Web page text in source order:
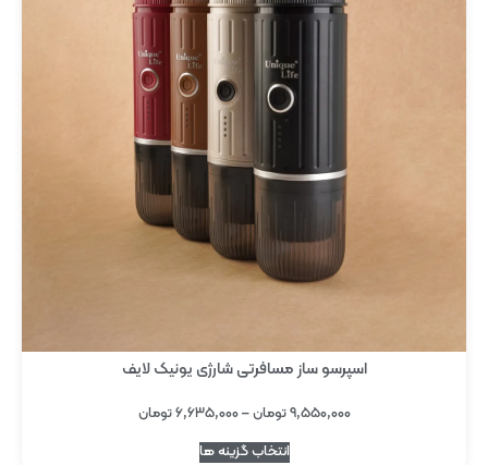
اسپرسو ساز مسافرتی شارژی یونیک لایف
۹,۵۵۰,۰۰۰تومان–۶,۶۳۵,۰۰۰تومان
انتخاب گزینه ها